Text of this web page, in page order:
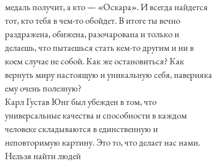
медаль получит, а кто — «Оскара». И всегда найдется
тот, кто тебя в чем-то обойдет. В итоге ты вечно
раздражена, обижена, разочарована и только и
делаешь, что пытаешься стать кем-то другим и ни в
коем случае не собой. Как же остановиться? Как
вернуть миру настоящую и уникальную себя, наверняка
ему очень полезную?
Карл Густав Юнг был убежден в том, что
универсальные качества и способности в каждом
человеке складываются в единственную и
неповторимую картину. Это то, что делает нас нами.
Нельзя найти людей